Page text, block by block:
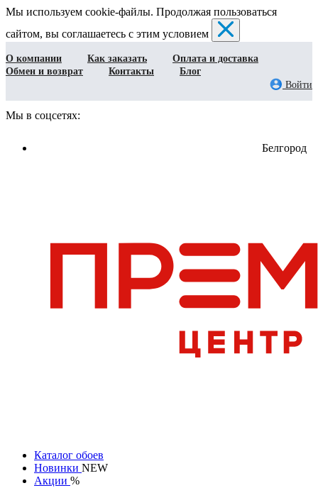
Мы используем cookie-файлы. Продолжая пользоваться
сайтом, вы соглашаетесь с этим условием
О компании Как заказать
Оплата и доставка
Обмен и возврат
Контакты
Блог
Войти
Мы в соцсетях:
Белгород
Каталог обоев
Новинки NEW
Акции %